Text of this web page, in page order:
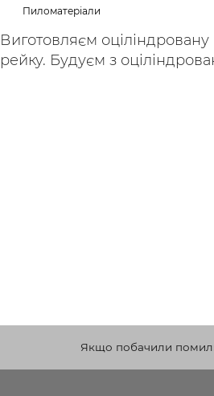
Пиломатеріали
Виготовляєм
рейку. Будуєм з
Якщо побачили помилку